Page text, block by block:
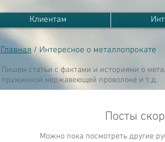
Главная/ Интересное о металлопрокате
Пишем статьи с фактами и историями о
пружинной нержавеющей проволоке и т.д.
Посты
Можно пока посмотреть другие
Клиентам